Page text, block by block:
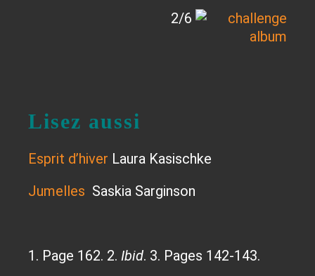
2/6
Lisez aussi
Esprit d’hiver Laura Kasischke
Jumelles Saskia Sarginson
1. Page 162. 2. Ibid. 3. Pages 142-143.